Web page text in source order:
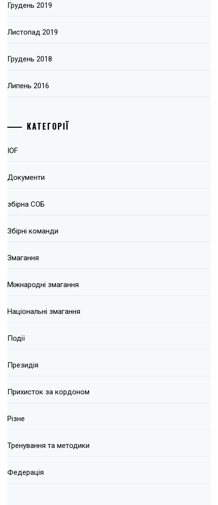
Грудень 2019
Листопад 2019
Грудень 2018
Липень 2016
КАТЕГОРІЇ
IOF
Документи
збірна СОБ
Збірні команди
Змагання
Міжнародні змагання
Національні змагання
Події
Президія
Прихисток за кордоном
Різне
Тренування та методики
Федерація